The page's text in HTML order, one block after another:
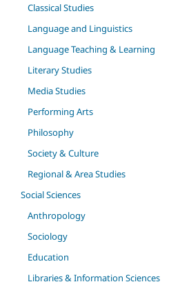
Classical Studies
Language and Linguistics
Language Teaching & Learning
Literary Studies
Media Studies
Performing Arts
Philosophy
Society & Culture
Regional & Area Studies
Social Sciences
Anthropology
Sociology
Education
Libraries & Information Sciences